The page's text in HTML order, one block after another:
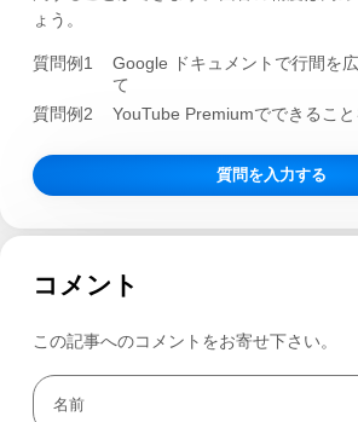
ょう。
質問例1
Google ドキュメントで行間を
て
質問例2
YouTube Premiumでできること
質問を入力する
コメント
この記事へのコメントをお寄せ下さい。